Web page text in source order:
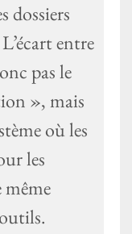
dossiers
entre
pas le
», mais
où les
les
même